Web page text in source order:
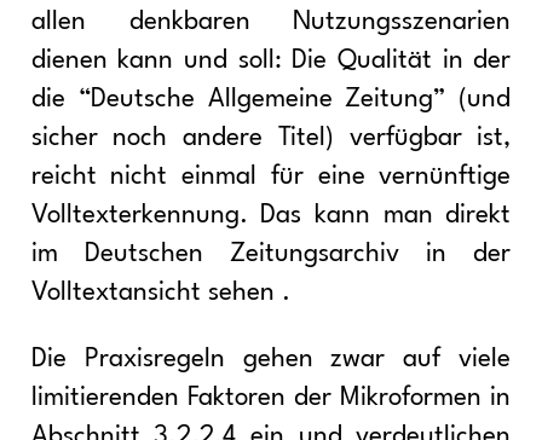
allen denkbaren Nutzungsszenarien
dienen kann und soll: Die Qualität in der
die “Deutsche Allgemeine Zeitung” (und
sicher noch andere Titel) verfügbar ist,
reicht nicht einmal für eine vernünftige
Volltexterkennung. Das kann man direkt
im Deutschen Zeitungsarchiv in der
Volltextansicht sehen .
Die Praxisregeln gehen zwar auf viele
limitierenden Faktoren der Mikroformen in